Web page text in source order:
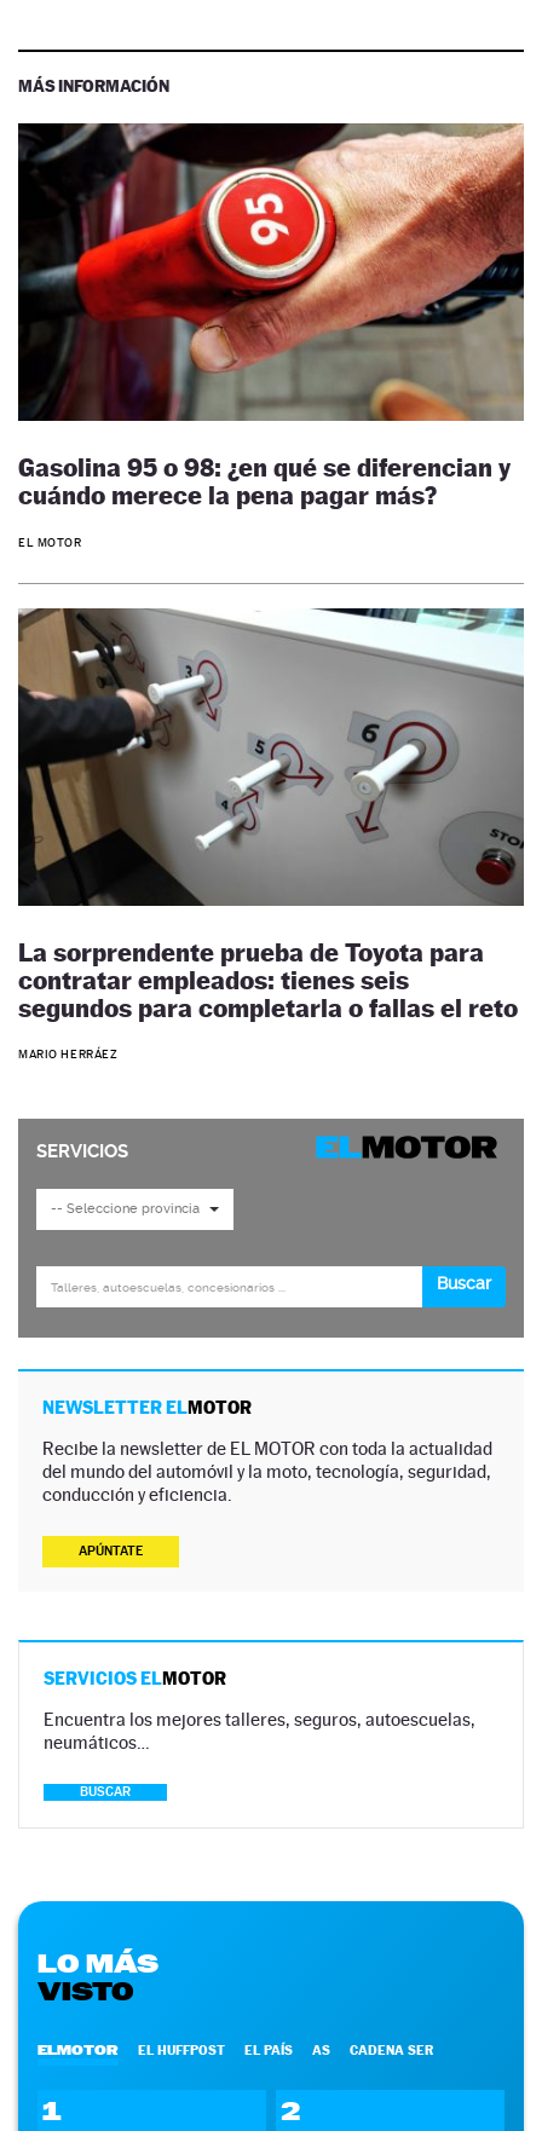
MÁS INFORMACIÓN
Gasolina 95 o 98: ¿en qué se diferencian y
cuándo merece la pena pagar más?
EL MOTOR
La sorprendente prueba de Toyota para
contratar empleados: tienes seis
segundos para completarla o fallas el reto
MARIO HERRÁEZ
NEWSLETTER ELMOTOR
Recibe la newsletter de EL MOTOR con toda la actualidad
del mundo del automóvil y la moto, tecnología, seguridad,
conducción y eficiencia.
APÚNTATE
SERVICIOS ELMOTOR
Encuentra los mejores talleres, seguros, autoescuelas,
neumáticos…
BUSCAR
LO MÁS
VISTO
ELMOTOR EL HUFFPOST EL PAÍS AS CADENA SER
1 2